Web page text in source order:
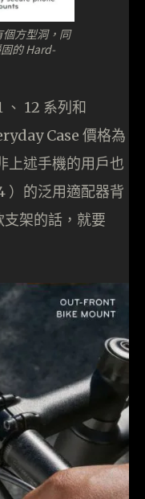
方型洞，同
的 Hard-
12 系列和
Case 價格為
上述手機的用戶也
）的泛用適配器背
架的話，就要